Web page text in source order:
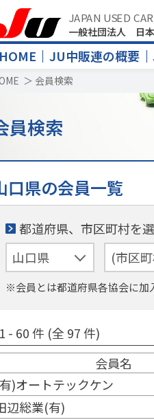
JAPAN USED
一般社団法人 日
HOME JU中販連の概要
＞ 会員検索
員検索
口県の会員一覧
都道府県、市区町村を
※会員とは都道府県各協会に加
- 60 件 (全 97 件)
会員名
)オートテックケン
辺総業(有)